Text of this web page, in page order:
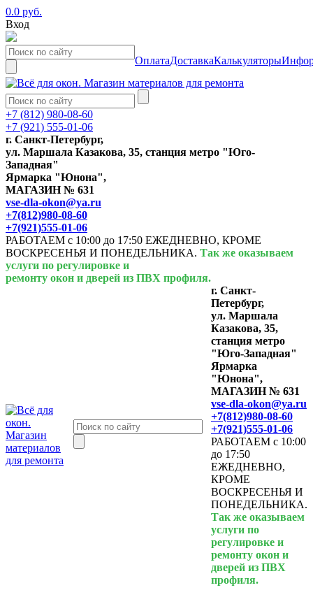
0.0 руб.
Вход
ОплатаДоставкаКалькуляторы
+7 (812) 980-08-60
+7 (921) 555-01-06
г. Санкт-Петербург,
ул. Маршала Казакова, 35, станция метро "Юго-
Западная"
Ярмарка "Юнона",
МАГАЗИН № 631
vse-dla-okon@ya.ru
+7(812)980-08-60
+7(921)555-01-06
РАБОТАЕМ с 10:00 до 17:50 ЕЖЕДНЕВНО, КРОМЕ
ВОСКРЕСЕНЬЯ И ПОНЕДЕЛЬНИКА. Так же оказываем
услуги по регулировке и
ремонту окон и дверей из ПВХ профиля.
г. Санкт-
Петербург,
ул. Маршала
Казакова, 35,
станция метро
"Юго-Западная"
Ярмарка
"Юнона",
МАГАЗИН № 631
vse-dla-okon@ya.ru
+7(812)980-08-60
+7(921)555-01-06
РАБОТАЕМ с 10:00
до 17:50
ЕЖЕДНЕВНО,
КРОМЕ
ВОСКРЕСЕНЬЯ И
ПОНЕДЕЛЬНИКА.
Так же оказываем
услуги по
регулировке и
ремонту окон и
дверей из ПВХ
профиля.